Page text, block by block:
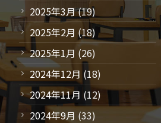
2025年3月(19)
2025年2月 (18)
2025年1月 (26)
2024年12月 (18)
2024年11月 (12)
2024年9月 (33)